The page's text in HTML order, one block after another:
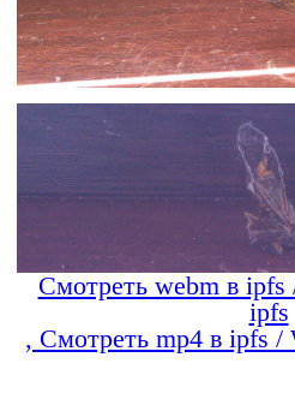
Смотреть webm в ipfs
ipfs
, Смотреть mp4 в ipfs /